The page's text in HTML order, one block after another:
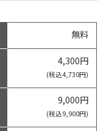
無料
4,300円
(税込4,730円)
9,000円
(税込9,900円)